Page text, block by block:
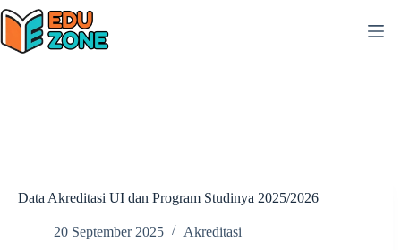
Skip
to
content
Data Akreditasi UI dan Program Studinya 2025/2026
20 September 2025 Akreditasi